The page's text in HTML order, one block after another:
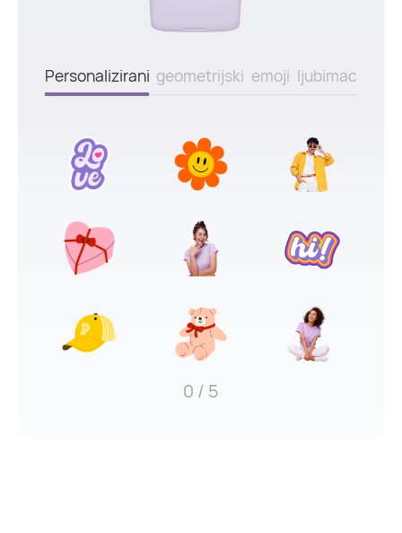
Personalizirani geometrijski emoji ljubimac
0 / 5